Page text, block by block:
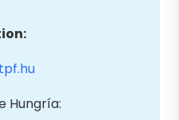
Hungría: